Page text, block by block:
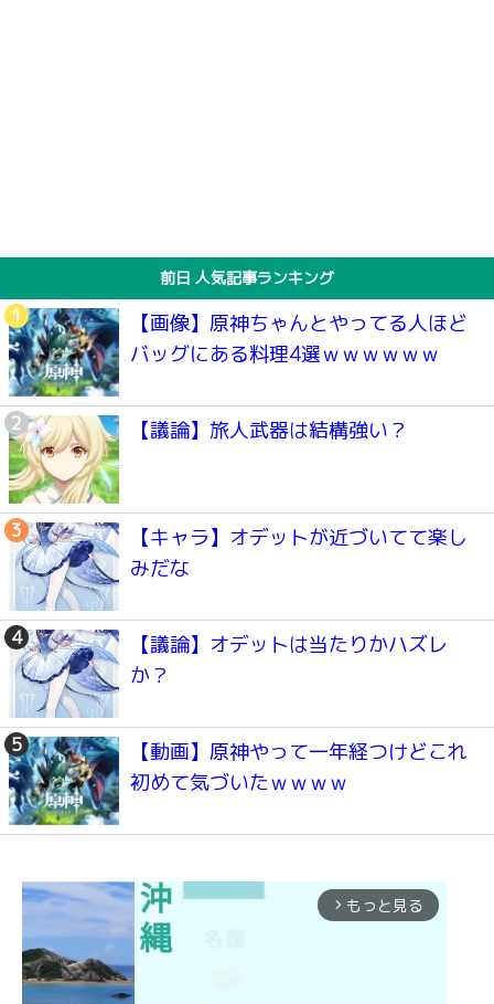
前日 人気記事ランキング
【画像】原神ちゃんとやってる人ほど
バッグにある料理4選ｗｗｗｗｗｗ
【議論】旅人武器は結構強い？
【キャラ】オデットが近づいてて楽し
みだな
【議論】オデットは当たりかハズレ
か？
【動画】原神やって一年経つけどこれ
初めて気づいたｗｗｗｗ
arrow_forward_ios もっと見る